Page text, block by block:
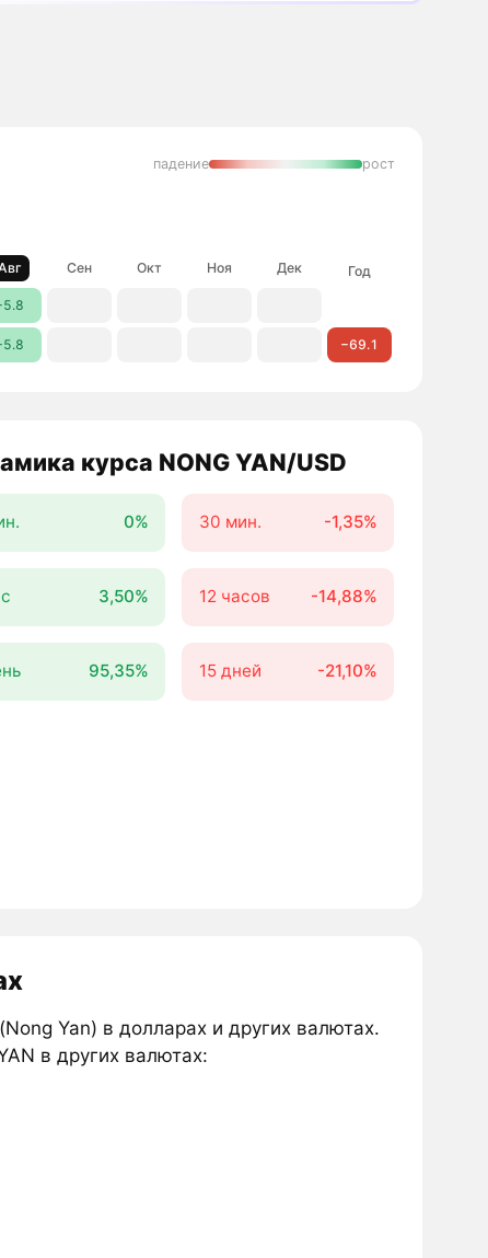
падение рост
Сен Окт Ноя Дек Год
−69.1
курса NONG YAN/USD
0% 30 мин. -1,35%
3,50% 12 часов -14,88%
95,35% 15 дней -21,10%
Yan) в долларах и других валютах.
в других валютах: